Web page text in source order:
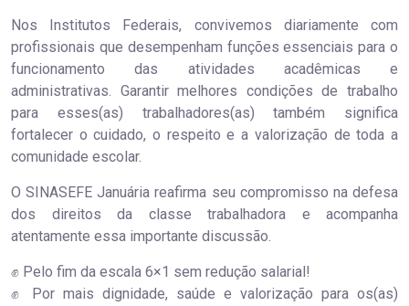
Nos Institutos Federais, convivemos diariamente com
profissionais que desempenham funções essenciais para o
funcionamento das atividades acadêmicas e
administrativas. Garantir melhores condições de trabalho
para esses(as) trabalhadores(as) também significa
fortalecer o cuidado, o respeito e a valorização de toda a
comunidade escolar.
O SINASEFE Januária reafirma seu compromisso na defesa
dos direitos da classe trabalhadora e acompanha
atentamente essa importante discussão.
✊ Pelo fim da escala 6×1 sem redução salarial!
✊ Por mais dignidade, saúde e valorização para os(as)